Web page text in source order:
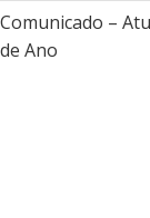
Comunicado –
de Ano